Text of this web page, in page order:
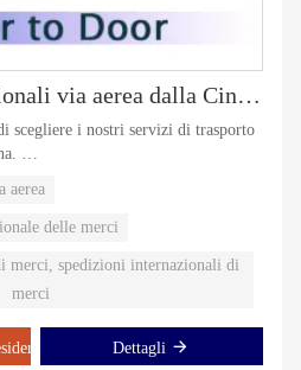
Spedizioni internazionali via aerea dalla Cina al Messico
scegliere i nostri servizi di trasporto
gestita con cura durante l'intero
aerea
delle merci
merci, spedizioni internazionali di
merci
Dettagli